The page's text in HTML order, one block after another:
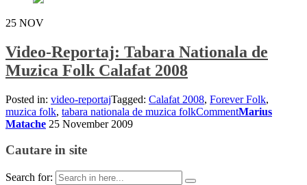
25 NOV
Video-Reportaj: Tabara Nationala de
Muzica Folk Calafat 2008
Posted in: video-reportajTagged: Calafat 2008, Forever Folk,
muzica folk, tabara nationala de muzica folkCommentMarius
Matache 25 November 2009
Cautare in site
Search for: